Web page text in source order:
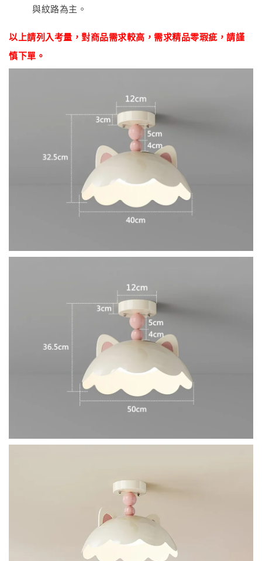
與紋路為主。
以上請列入考量，對商品需求較高，需求精品零瑕疵 ， 請謹
慎下單。